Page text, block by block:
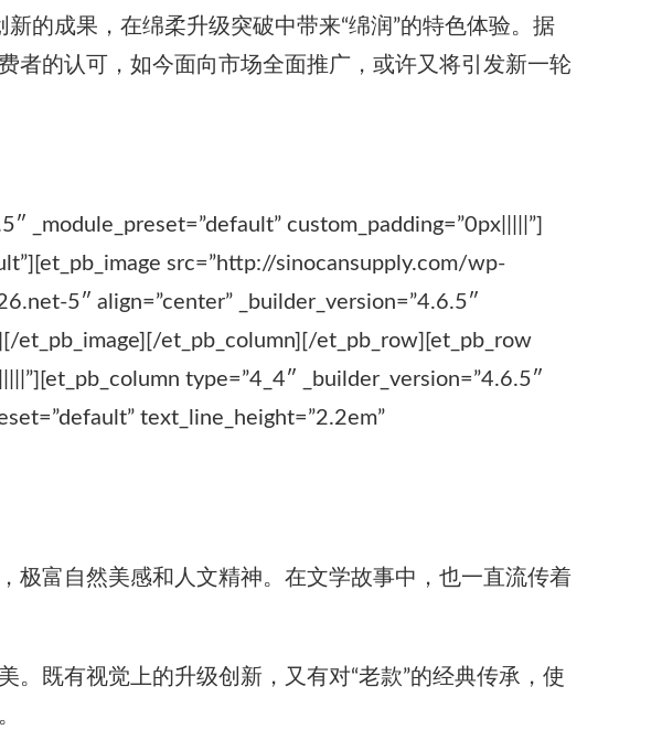
的成果，在绵柔升级突破中带来“绵润”的特色体验。据
者的认可，如今面向市场全面推广，或许又将引发新一轮
_module_preset=”default” custom_padding=”0px|||||”]
src=”http://sinocansupply.com/wp-
5″ align=”center” _builder_version=”4.6.5″
et_pb_image][/et_pb_column][/et_pb_row][et_pb_row
type=”4_4″ _builder_version=”4.6.5″
text_line_height=”2.2em”
极富自然美感和人文精神。在文学故事中，也一直流传着
既有视觉上的升级创新，又有对“老款”的经典传承，使